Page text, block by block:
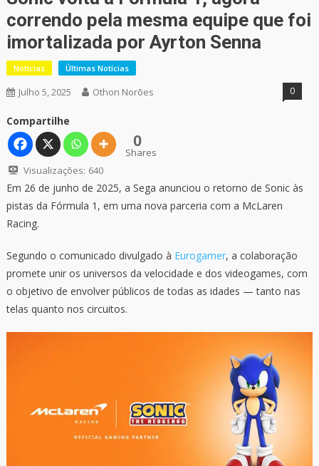
correndo pela mesma equipe que foi
imortalizada por Ayrton Senna
Notícias Últimas Notícias
Julho 5, 2025 Othon Norões 0
Compartilhe
0
Shares
Visualizações: 640
Em 26 de junho de 2025, a Sega anunciou o retorno de Sonic às
pistas da Fórmula 1, em uma nova parceria com a McLaren
Racing.
Segundo o comunicado divulgado à Eurogamer, a colaboração
promete unir os universos da velocidade e dos videogames, com
o objetivo de envolver públicos de todas as idades — tanto nas
telas quanto nos circuitos.